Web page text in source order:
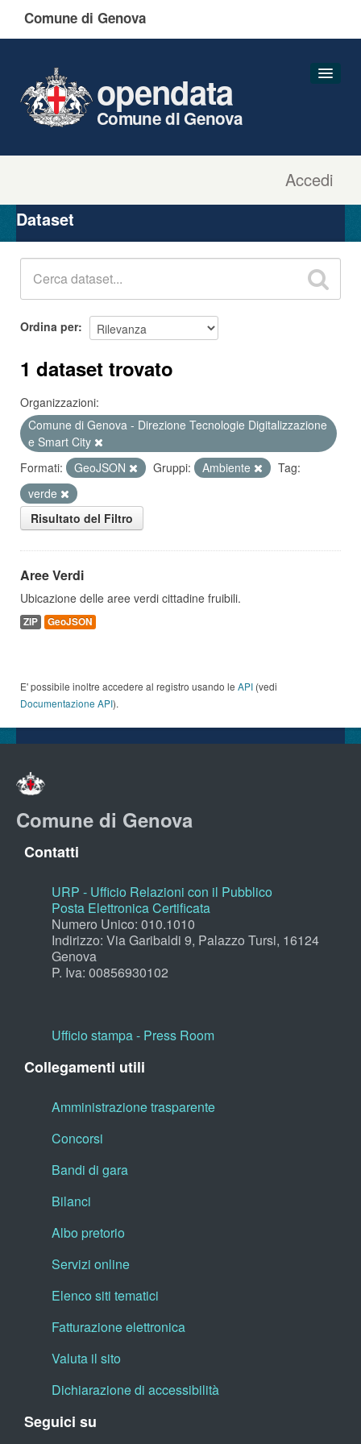
Comune di Genova
Accedi
opendata
Comune di Genova
Organizzazioni
Gruppi
Dataset
Ordina per
1 dataset trovato
Organizzazioni:
Comune di Genova - Direzione Tecnologie Digitalizzazione
e Smart City
Formati:
GeoJSON Gruppi: Ambiente
Tag:
verde
Risultato del Filtro
Aree Verdi
Ubicazione delle aree verdi cittadine fruibili.
ZIP GeoJSON
E' possibile inoltre accedere al registro usando le API (vedi
Documentazione API).
Comune di Genova
Contatti
URP - Ufficio Relazioni con il Pubblico
Posta Elettronica Certificata
Numero Unico: 010.1010
Indirizzo: Via Garibaldi 9, Palazzo Tursi, 16124
Genova
P. Iva: 00856930102
Ufficio stampa - Press Room
Collegamenti utili
Amministrazione trasparente
Concorsi
Bandi di gara
Bilanci
Albo pretorio
Servizi online
Elenco siti tematici
Fatturazione elettronica
Valuta il sito
Dichiarazione di accessibilità
Seguici su